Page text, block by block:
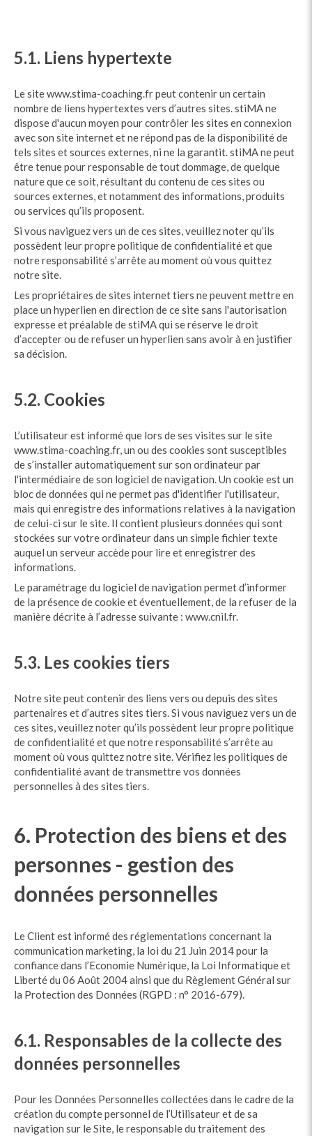
5.1. Liens hypertexte
Le site www.stima-coaching.fr peut contenir un certain
nombre de liens hypertextes vers d’autres sites. stiMA ne
dispose d'aucun moyen pour contrôler les sites en connexion
avec son site internet et ne répond pas de la disponibilité de
tels sites et sources externes, ni ne la garantit. stiMA ne peut
être tenue pour responsable de tout dommage, de quelque
nature que ce soit, résultant du contenu de ces sites ou
sources externes, et notamment des informations, produits
ou services qu’ils proposent.
Si vous naviguez vers un de ces sites, veuillez noter qu’ils
possèdent leur propre politique de confidentialité et que
notre responsabilité s’arrête au moment où vous quittez
notre site.
Les propriétaires de sites internet tiers ne peuvent mettre en
place un hyperlien en direction de ce site sans l'autorisation
expresse et préalable de stiMA qui se réserve le droit
d’accepter ou de refuser un hyperlien sans avoir à en justifier
sa décision.
5.2. Cookies
L’utilisateur est informé que lors de ses visites sur le site
www.stima-coaching.fr, un ou des cookies sont susceptibles
de s’installer automatiquement sur son ordinateur par
l'intermédiaire de son logiciel de navigation. Un cookie est un
bloc de données qui ne permet pas d'identifier l'utilisateur,
mais qui enregistre des informations relatives à la navigation
de celui-ci sur le site. Il contient plusieurs données qui sont
stockées sur votre ordinateur dans un simple fichier texte
auquel un serveur accède pour lire et enregistrer des
informations.
Le paramétrage du logiciel de navigation permet d’informer
de la présence de cookie et éventuellement, de la refuser de la
manière décrite à l’adresse suivante : www.cnil.fr.
5.3. Les cookies tiers
Notre site peut contenir des liens vers ou depuis des sites
partenaires et d’autres sites tiers. Si vous naviguez vers un de
ces sites, veuillez noter qu’ils possèdent leur propre politique
de confidentialité et que notre responsabilité s’arrête au
moment où vous quittez notre site. Vérifiez les politiques de
confidentialité avant de transmettre vos données
personnelles à des sites tiers.
6. Protection des biens et des
personnes - gestion des
données personnelles
Le Client est informé des réglementations concernant la
communication marketing, la loi du 21 Juin 2014 pour la
confiance dans l’Economie Numérique, la Loi Informatique et
Liberté du 06 Août 2004 ainsi que du Règlement Général sur
la Protection des Données (RGPD : n° 2016-679).
6.1. Responsables de la collecte des
données personnelles
Pour les Données Personnelles collectées dans le cadre de la
création du compte personnel de l’Utilisateur et de sa
navigation sur le Site, le responsable du traitement des